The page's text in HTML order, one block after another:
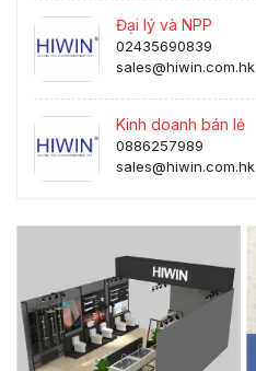
Đại lý và NPP
02435690839
sales@hiwin.com.hk
Kinh doanh bán lẻ
0886257989
sales@hiwin.com.hk